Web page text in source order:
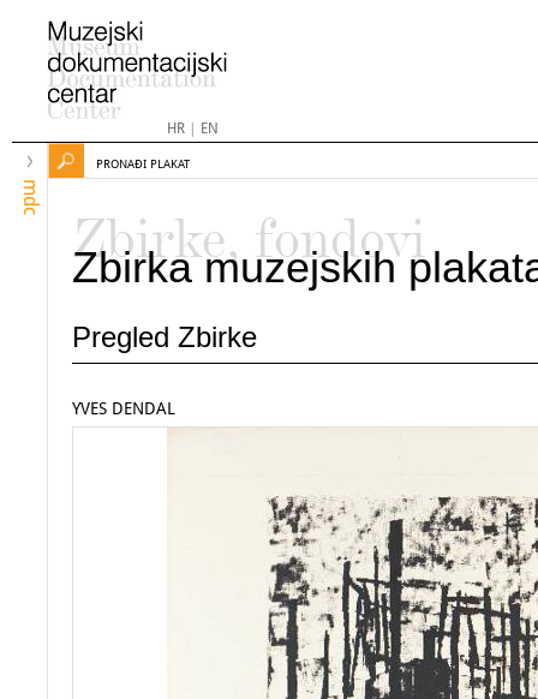
HR| EN
mdc
PRONAĐI PLAKAT
Zbirke, fondovi
Zbirka muzejskih
Pregled Zbirke
YVES DENDAL